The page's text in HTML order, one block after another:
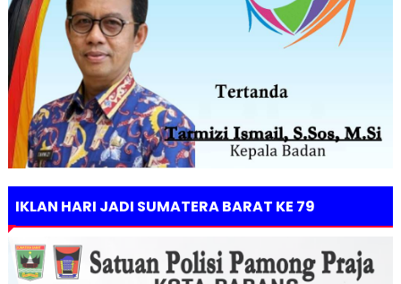
IKLAN HARI JADI SUMATERA BARAT KE 79